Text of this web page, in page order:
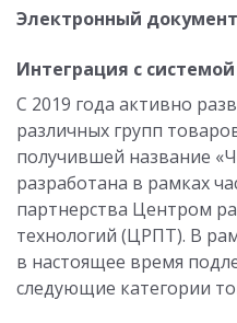
Электронный
Интеграция с
С 2019 года активно
различных групп
получившей название
разработана в рамках
партнерства Центром
технологий (ЦРПТ). В
в настоящее время
следующие категории